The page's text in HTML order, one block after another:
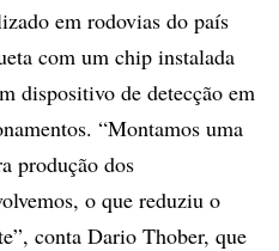
em rodovias do país
com um chip instalada
dispositivo de detecção em
“Montamos uma
produção dos
o que reduziu o
conta Dario Thober, que